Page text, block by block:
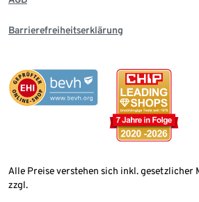
Barrierefreiheitserklärung
Alle Preise verstehen sich inkl. gesetzlicher
zzgl.